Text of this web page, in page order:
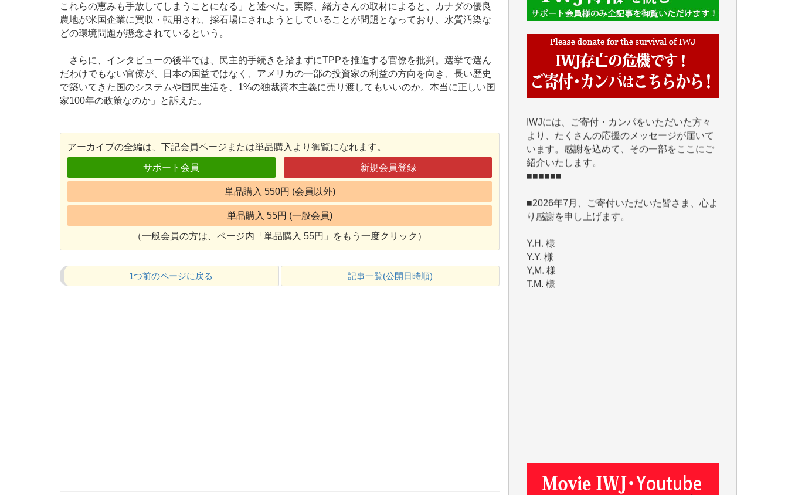
これらの恵みも手放してしまうことになる」と述べた。実際、緒方さんの取材によると、カナダの優良
農地が米国企業に買収・転用され、採石場にされようとしていることが問題となっており、水質汚染な
どの環境問題が懸念されているという。
さらに、インタビューの後半では、民主的手続きを踏まずにTPPを推進する官僚を批判。選挙で選ん
だわけでもない官僚が、日本の国益ではなく、アメリカの一部の投資家の利益の方向を向き、長い歴史
で築いてきた国のシステムや国民生活を、1%の独裁資本主義に売り渡してもいいのか。本当に正しい国
家100年の政策なのか」と訴えた。
アーカイブの全編は、下記会員ページまたは単品購入より御覧になれます。
サポート会員 新規会員登録
単品購入 550円 (会員以外)
単品購入 55円 (一般会員)
（一般会員の方は、ページ内「単品購入 55円」をもう一度クリック）
1つ前のページに戻る 記事一覧(公開日時順)
■■■■■■
IWJには、ご寄付・カンパをいただいた方々
います。感謝を込めて、その一部をここにご
紹介いたします。
■■■■■■
■2026年7月、ご寄付いただいた皆さま、心よ
Y.H. 様
Y,M. 様
T.M. 様
マツモト ヤスアキ 様
マシオン 恵美香 様
Y.T. 様
T.K. 様
ASAKO TAKAESU 様